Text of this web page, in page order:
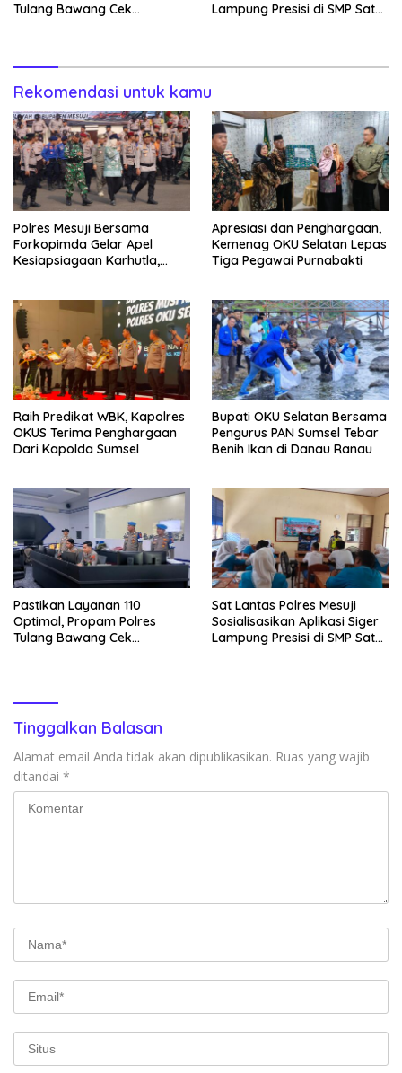
Tulang Bawang Cek
Lampung Presisi di SMP Satu
Rekomendasi untuk kamu
Polres Mesuji Bersama
Forkopimda Gelar Apel
Kesiapsiagaan Karhutla,
Apresiasi dan Penghargaan,
Kemenag OKU Selatan Lepas
Tiga Pegawai Purnabakti
Raih Predikat WBK, Kapolres
OKUS Terima Penghargaan
Dari Kapolda Sumsel
Bupati OKU Selatan Bersama
Pengurus PAN Sumsel Tebar
Benih Ikan di Danau Ranau
Pastikan Layanan 110
Optimal, Propam Polres
Tulang Bawang Cek
Sat Lantas Polres Mesuji
Sosialisasikan Aplikasi Siger
Lampung Presisi di SMP Satu
Tinggalkan Balasan
Alamat email Anda tidak akan dipublikasikan. Ruas yang wajib
ditandai *